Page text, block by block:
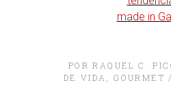
POR RAQUEL C.
DE VIDA
,GOURMET